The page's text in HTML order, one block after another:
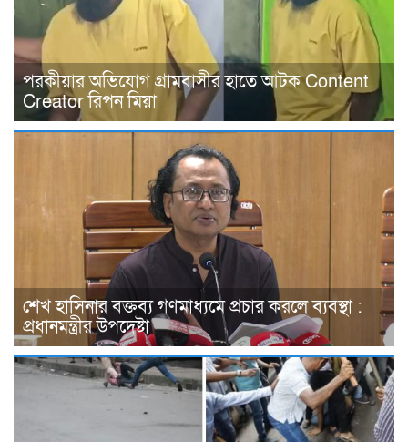
পরকীয়ার অভিযোগ গ্রামবাসীর হাতে আটক Content
Creator রিপন মিয়া
শেখ হাসিনার বক্তব্য গণমাধ্যমে প্রচার করলে ব্যবস্থা :
প্রধানমন্ত্রীর উপদেষ্টা